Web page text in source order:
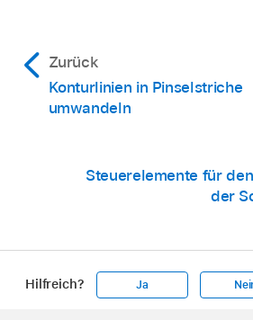
Zurück
Konturlinien in Pinselstriche
umwandeln
Steuerelemente für
der
Hilfreich? Ja